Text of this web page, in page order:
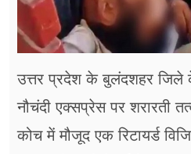
शिक्षा
उत्तर प्रदेश के बुलंदशहर जिले
नौचंदी एक्सप्रेस पर शरारती
कोच में मौजूद एक रिटायर्ड